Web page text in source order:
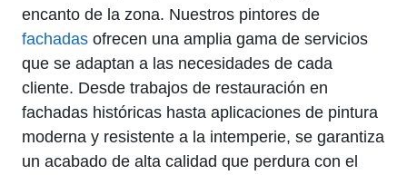
encanto de la zona. Nuestros pintores de
fachadas ofrecen una amplia gama de servicios
que se adaptan a las necesidades de cada
cliente. Desde trabajos de restauración en
fachadas históricas hasta aplicaciones de pintura
moderna y resistente a la intemperie, se garantiza
un acabado de alta calidad que perdura con el